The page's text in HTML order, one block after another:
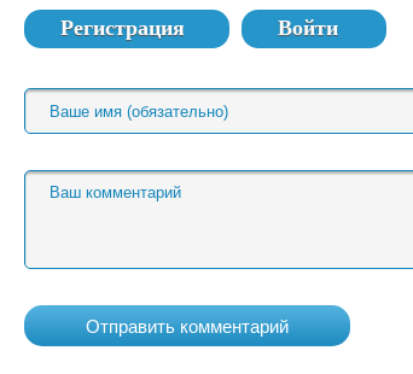
Регистрация Войти